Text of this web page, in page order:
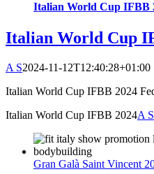
Italian World Cup IFBB
Italian World Cup
A S2024-11-12T12:40:28+01:00
Italian World Cup IFBB 2024
Italian World Cup IFBB 2024A S
Gran Galà Saint Vincent